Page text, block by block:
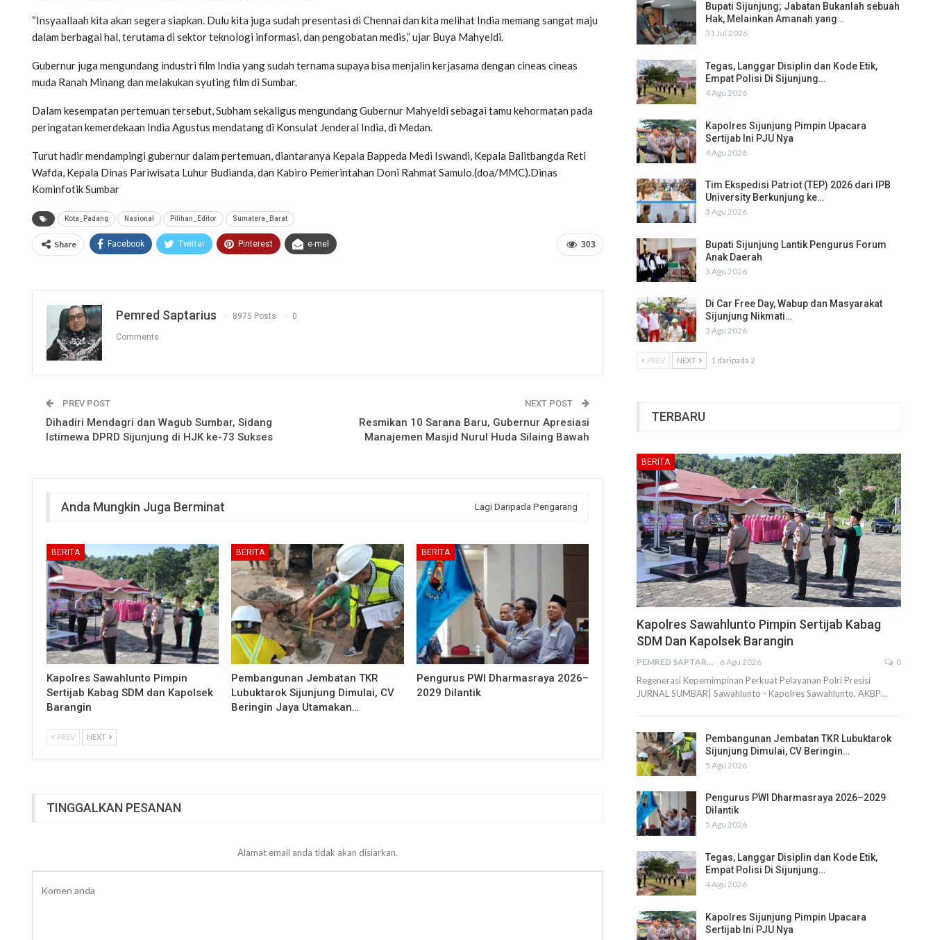
“Insyaallaah kita akan segera siapkan. Dulu kita juga sudah presentasi di Chennai dan kita melihat India memang sangat maju
dalam berbagai hal, terutama di sektor teknologi informasi, dan pengobatan medis,” ujar Buya Mahyeldi.
Gubernur juga mengundang industri film India yang sudah ternama supaya bisa menjalin kerjasama dengan cineas cineas
muda Ranah Minang dan melakukan syuting film di Sumbar.
Dalam kesempatan pertemuan tersebut, Subham sekaligus mengundang Gubernur Mahyeldi sebagai tamu kehormatan pada
peringatan kemerdekaan India Agustus mendatang di Konsulat Jenderal India, di Medan.
Turut hadir mendampingi gubernur dalam pertemuan, diantaranya Kepala Bappeda Medi Iswandi, Kepala Balitbangda Reti
Wafda, Kepala Dinas Pariwisata Luhur Budianda, dan Kabiro Pemerintahan Doni Rahmat Samulo.(doa/MMC).Dinas
Kominfotik Sumbar
Kota_Padang Nasional Pilihan_Editor Sumatera_Barat
303
Share Facebook Twitter Pinterest e-mel
Pemred Saptarius 8975 Posts 0
Comments
PREV POST
Dihadiri Mendagri dan Wagub Sumbar, Sidang
Istimewa DPRD Sijunjung di HJK ke-73 Sukses
NEXT POST
Resmikan 10 Sarana Baru, Gubernur Apresiasi
Manajemen Masjid Nurul Huda Silaing Bawah
Anda Mungkin Juga Berminat Lagi Daripada Pengarang
BERITA
Kapolres Sawahlunto Pimpin
Sertijab Kabag SDM dan Kapolsek
Barangin
BERITA
Pembangunan Jembatan TKR
Lubuktarok Sijunjung Dimulai, CV
Beringin Jaya Utamakan…
BERITA
Pengurus PWI Dharmasraya 2026–
2029 Dilantik
PREV NEXT
TINGGALKAN PESANAN
Alamat email anda tidak akan disiarkan.
Bupati Sijunjung; Jabatan Bukanlah sebuah
Hak, Melainkan Amanah yang…
31 Jul 2026
Tegas, Langgar Disiplin dan Kode Etik,
Empat Polisi Di Sijunjung…
4 Agu 2026
Kapolres Sijunjung Pimpin Upacara
Sertijab Ini PJU Nya
4 Agu 2026
Tim Ekspedisi Patriot (TEP) 2026 dari IPB
University Berkunjung ke…
3 Agu 2026
Bupati Sijunjung Lantik Pengurus Forum
Anak Daerah
3 Agu 2026
Di Car Free Day, Wabup dan Masyarakat
Sijunjung Nikmati…
3 Agu 2026
PREV NEXT 1 daripada 2
TERBARU
BERITA
Kapolres Sawahlunto Pimpin Sertijab Kabag
SDM Dan Kapolsek Barangin
PEMRED SAPTARIUS 6 Agu 2026 0
Regenerasi Kepemimpinan Perkuat Pelayanan Polri Presisi
JURNAL SUMBAR| Sawahlunto - Kapolres Sawahlunto, AKBP…
Pembangunan Jembatan TKR Lubuktarok
Sijunjung Dimulai, CV Beringin…
5 Agu 2026
Pengurus PWI Dharmasraya 2026–2029
Dilantik
5 Agu 2026
Tegas, Langgar Disiplin dan Kode Etik,
Empat Polisi Di Sijunjung…
4 Agu 2026
Kapolres Sijunjung Pimpin Upacara
Sertijab Ini PJU Nya